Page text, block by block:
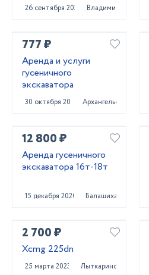
26 сентября 2023 Владимир
777 ₽
Аренда и услуги
гусеничного
экскаватора
30 октября 2024 Архангельск
12 800 ₽
Аренда гусеничного
экскаватора 16т-18т
15 декабря 2020 Балашиха
2 700 ₽
Xcmg 225dn
25 марта 2023 Лыткарино